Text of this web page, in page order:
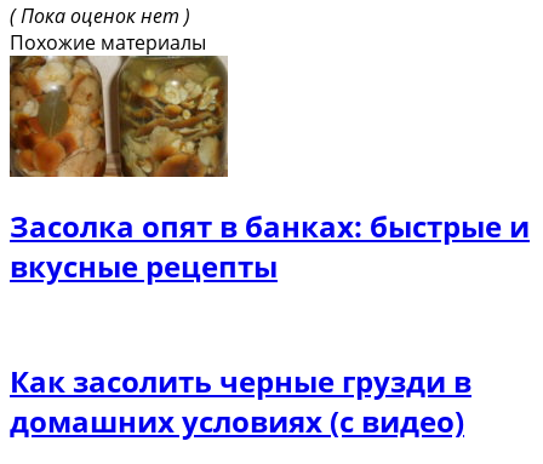
( Пока оценок нет )
Похожие материалы
Засолка опят в банках: быстрые и
вкусные рецепты
Как засолить черные грузди в
домашних условиях (с видео)